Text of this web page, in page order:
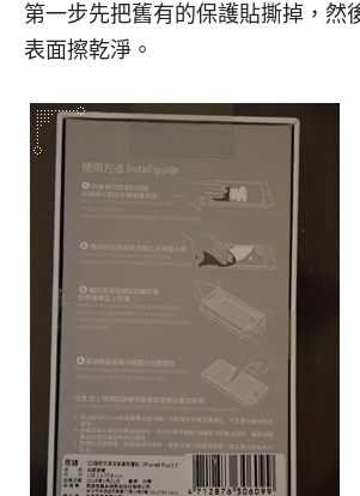
第一步先把舊有的保護貼撕掉，然
表面擦乾淨。